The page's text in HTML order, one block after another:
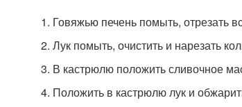
1. Говяжью печень помыть, отрезать
2. Лук помыть, очистить и нарезать
3. В кастрюлю положить сливочное
4. Положить в кастрюлю лук и